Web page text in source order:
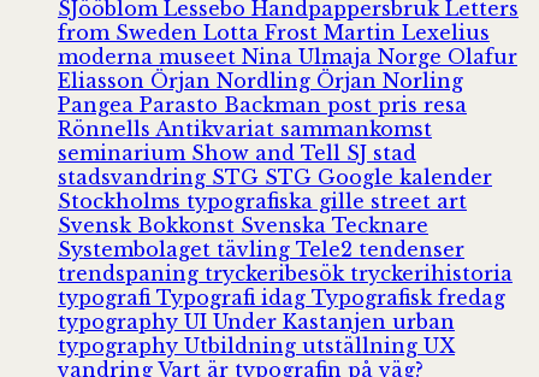
SJööblom Lessebo Handpappersbruk Letters
from Sweden Lotta Frost Martin Lexelius
moderna museet Nina Ulmaja Norge Olafur
Eliasson Örjan Nordling Örjan Norling
Pangea Parasto Backman post pris resa
Rönnells Antikvariat sammankomst
seminarium Show and Tell SJ stad
stadsvandring STG STG Google kalender
Stockholms typografiska gille street art
Svensk Bokkonst Svenska Tecknare
Systembolaget tävling Tele2 tendenser
trendspaning tryckeribesök tryckerihistoria
typografi Typografi idag Typografisk fredag
typography UI Under Kastanjen urban
typography Utbildning utställning UX
vandring Vart är typografin på väg?